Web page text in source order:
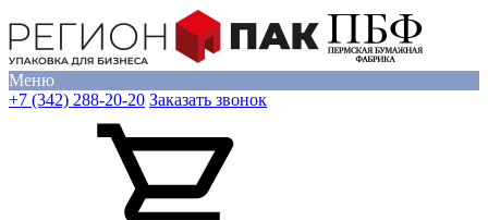
Меню
+7 (342) 288-20-20 Заказать звонок